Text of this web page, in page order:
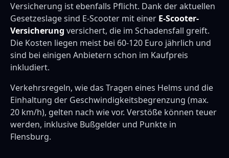
Versicherung ist ebenfalls Pflicht. Dank der aktuellen
Gesetzeslage sind E-Scooter mit einer E-Scooter-
Versicherung versichert, die im Schadensfall greift.
Die Kosten liegen meist bei 60-120 Euro jährlich und
sind bei einigen Anbietern schon im Kaufpreis
inkludiert.
Verkehrsregeln, wie das Tragen eines Helms und die
Einhaltung der Geschwindigkeitsbegrenzung (max.
20 km/h), gelten nach wie vor. Verstöße können teuer
werden, inklusive Bußgelder und Punkte in
Flensburg.